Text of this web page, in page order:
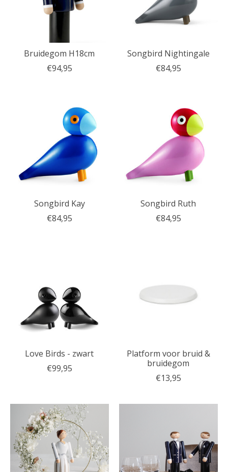
Bruidegom H18cm
€94,95
Songbird Nightingale
€84,95
Songbird Kay
€84,95
Songbird Ruth
€84,95
Love Birds - zwart
€99,95
Platform voor bruid &
bruidegom
€13,95